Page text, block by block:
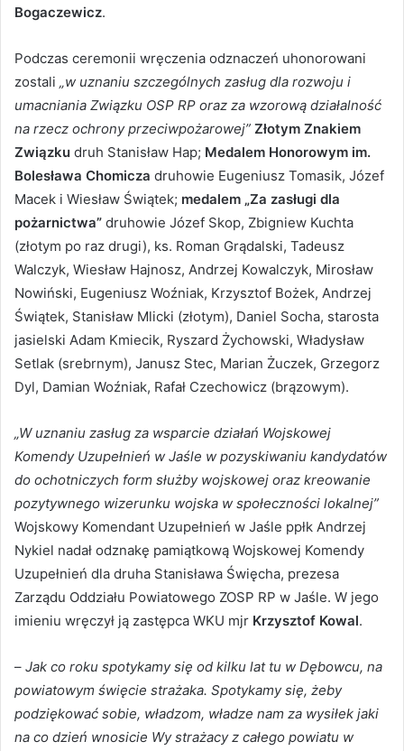
Bogaczewicz.
Podczas ceremonii wręczenia odznaczeń uhonorowani
zostali „w uznaniu szczególnych zasług dla rozwoju i
umacniania Związku OSP RP oraz za wzorową działalność
na rzecz ochrony przeciwpożarowej” Złotym Znakiem
Związku druh Stanisław Hap; Medalem Honorowym im.
Bolesława Chomicza druhowie Eugeniusz Tomasik, Józef
Macek i Wiesław Świątek; medalem „Za zasługi dla
pożarnictwa” druhowie Józef Skop, Zbigniew Kuchta
(złotym po raz drugi), ks. Roman Grądalski, Tadeusz
Walczyk, Wiesław Hajnosz, Andrzej Kowalczyk, Mirosław
Nowiński, Eugeniusz Woźniak, Krzysztof Bożek, Andrzej
Świątek, Stanisław Mlicki (złotym), Daniel Socha, starosta
jasielski Adam Kmiecik, Ryszard Żychowski, Władysław
Setlak (srebrnym), Janusz Stec, Marian Żuczek, Grzegorz
Dyl, Damian Woźniak, Rafał Czechowicz (brązowym).
„W uznaniu zasług za wsparcie działań Wojskowej
Komendy Uzupełnień w Jaśle w pozyskiwaniu kandydatów
do ochotniczych form służby wojskowej oraz kreowanie
pozytywnego wizerunku wojska w społeczności lokalnej”
Wojskowy Komendant Uzupełnień w Jaśle ppłk Andrzej
Nykiel nadał odznakę pamiątkową Wojskowej Komendy
Uzupełnień dla druha Stanisława Święcha, prezesa
Zarządu Oddziału Powiatowego ZOSP RP w Jaśle. W jego
imieniu wręczył ją zastępca WKU mjr Krzysztof Kowal.
– Jak co roku spotykamy się od kilku lat tu w Dębowcu, na
powiatowym święcie strażaka. Spotykamy się, żeby
podziękować sobie, władzom, władze nam za wysiłek jaki
na co dzień wnosicie Wy strażacy z całego powiatu w